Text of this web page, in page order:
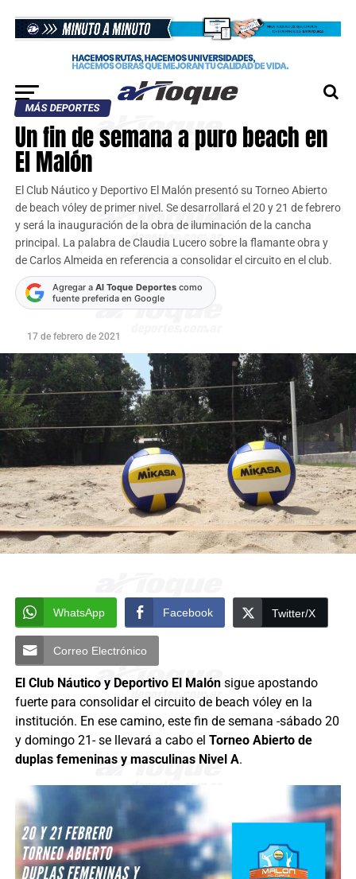
MÁS DEPORTES
Un fin de semana a puro beach en
El Malón
El Club Náutico y Deportivo El Malón presentó su Torneo Abierto
de beach vóley de primer nivel. Se desarrollará el 20 y 21 de febrero
y será la inauguración de la obra de iluminación de la cancha
principal. La palabra de Claudia Lucero sobre la flamante obra y
de Carlos Almeida en referencia a consolidar el circuito en el club.
Agregar a Al Toque Deportescomo
fuente preferida en Google
17 de febrero de 2021
WhatsApp Facebook Twitter/X
Correo Electrónico
El Club Náutico y Deportivo El Malónsigue apostando
fuerte para consolidar el circuito de beach vóley en la
institución. En ese camino, este fin de semana -sábado 20
y domingo 21- se llevará a cabo el Torneo Abierto de
duplas femeninas y masculinas Nivel A.